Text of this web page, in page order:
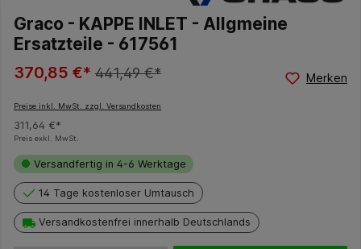
Graco - KAPPE INLET - Allgmeine
Ersatzteile - 617561
370,85 €* 441,49 €* Merken
Preise inkl. MwSt. zzgl. Versandkosten
311,64 €*
Preis exkl. MwSt.
Versandfertig in 4-6 Werktage
14 Tage kostenloser Umtausch
Versandkostenfrei innerhalb Deutschlands